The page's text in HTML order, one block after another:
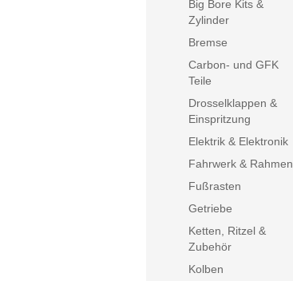
Big Bore Kits &
Zylinder
Bremse
Carbon- und GFK
Teile
Drosselklappen &
Einspritzung
Elektrik & Elektronik
Fahrwerk & Rahmen
Fußrasten
Getriebe
Ketten, Ritzel &
Zubehör
Kolben